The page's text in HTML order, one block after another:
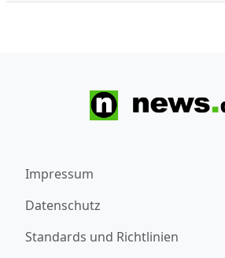
Impressum
Datenschutz
Standards und Richtlinien